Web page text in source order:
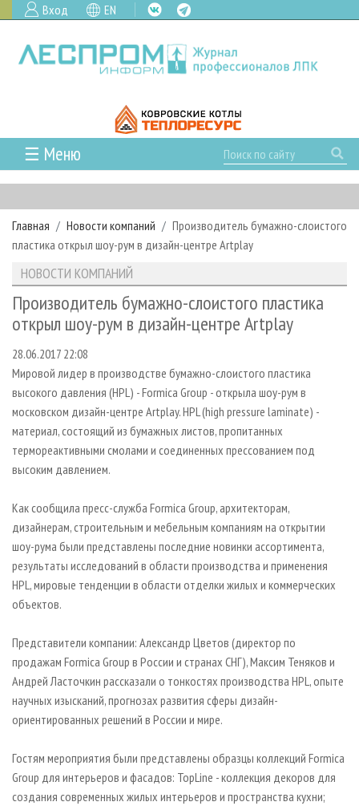
Вход EN
☰ Меню
ГЛАВНАЯ
РУБРИКИ И ТЕМЫ
РУБРИКИ ЖУРНАЛА
ЛЕСНОЕ ХОЗЯЙСТВО
ЛЕСОЗАГОТОВКА
ЛЕСОПИЛЕНИЕ
СУШКА ДРЕВЕСИНЫ
ПРОИЗВОДСТВО ДРЕВЕСНЫХ ПЛИТ
ДЕРЕВЯННОЕ ДОМОСТРОЕНИЕ
ПРОИЗВОДСТВО МЕБЕЛИ
БИОЭНЕРГЕТИКА
ЦБП
ИНСТРУМЕНТ И МАТЕРИАЛЫ
НОВОСТИ
КАЛЕНДАРЬ СОБЫТИЙ
НОВОСТИ ЛПК
НОВОСТИ ЖУРНАЛА
ПРОЕКТЫ ЛПИ
АНАЛИТИКА
ПРЕДПРИЯТИЯ ЛПК
ПЕРСОНЫ
МОБИЛЬНЫЕ ВЫСТАВКИ
ОФИЦИАЛЬНЫЕ ДЕЛЕГАЦИИ
ПРИОРИТЕТНЫЕ ИНВЕСТПРОЕКТЫ
RUSSIAN FORESTRY REVIEW
ГАЗЕТА ЛЕСПРОМФОРУМ
БИБЛИОТЕКА СПЕЦИАЛИСТА
АРХИВ ЖУРНАЛОВ
О ЖУРНАЛЕ
ПОДПИСКА
КОНТАКТЫ
РЕКЛАМОДАТЕЛЯМ
РЕКЛАМА
РЕКЛАМА НА САЙТЕ
Главная Новости компаний
Производитель бумажно-слоистого
пластика открыл шоу-рум в дизайн-центре Artplay
НОВОСТИ КОМПАНИЙ
Производитель бумажно-слоистого пластика
открыл шоу-рум в дизайн-центре Artplay
28.06.2017 22:08
Мировой лидер в производстве бумажно-слоистого пластика
высокого давления (HPL) - Formica Group - открыла шоу-рум в
московском дизайн-центре Artplay. HPL (high pressure laminate) -
материал, состоящий из бумажных листов, пропитанных
термореактивными смолами и соединенных прессованием под
высоким давлением.
Как сообщила пресс-служба Formica Group, архитекторам,
дизайнерам, строительным и мебельным компаниям на открытии
шоу-рума были представлены последние новинки ассортимента,
результаты исследований в области производства и применения
HPL, мировые тенденции в области отделки жилых и коммерческих
объектов.
Представители компании: Александр Цветов (директор по
продажам Formica Group в России и странах СНГ), Максим Теняков и
Андрей Ласточкин рассказали о тонкостях производства HPL, опыте
научных изысканий, прогнозах развития сферы дизайн-
ориентированных решений в России и мире.
Гостям мероприятия были представлены образцы коллекций Formica
Group для интерьеров и фасадов: TopLine - коллекция декоров для
создания современных жилых интерьеров и пространства кухни;